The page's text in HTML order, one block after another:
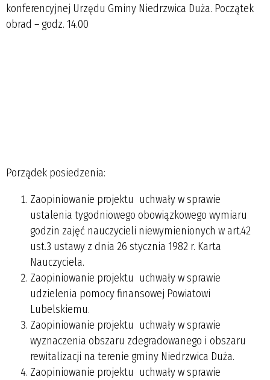
konferencyjnej Urzędu Gminy Niedrzwica Duża. Początek
obrad – godz. 14.00
Porządek posiedzenia:
Zaopiniowanie projektu uchwały w sprawie
ustalenia tygodniowego obowiązkowego wymiaru
godzin zajęć nauczycieli niewymienionych w art.42
ust.3 ustawy z dnia 26 stycznia 1982 r. Karta
Nauczyciela.
Zaopiniowanie projektu uchwały w sprawie
udzielenia pomocy finansowej Powiatowi
Lubelskiemu.
Zaopiniowanie projektu uchwały w sprawie
wyznaczenia obszaru zdegradowanego i obszaru
rewitalizacji na terenie gminy Niedrzwica Duża.
Zaopiniowanie projektu uchwały w sprawie